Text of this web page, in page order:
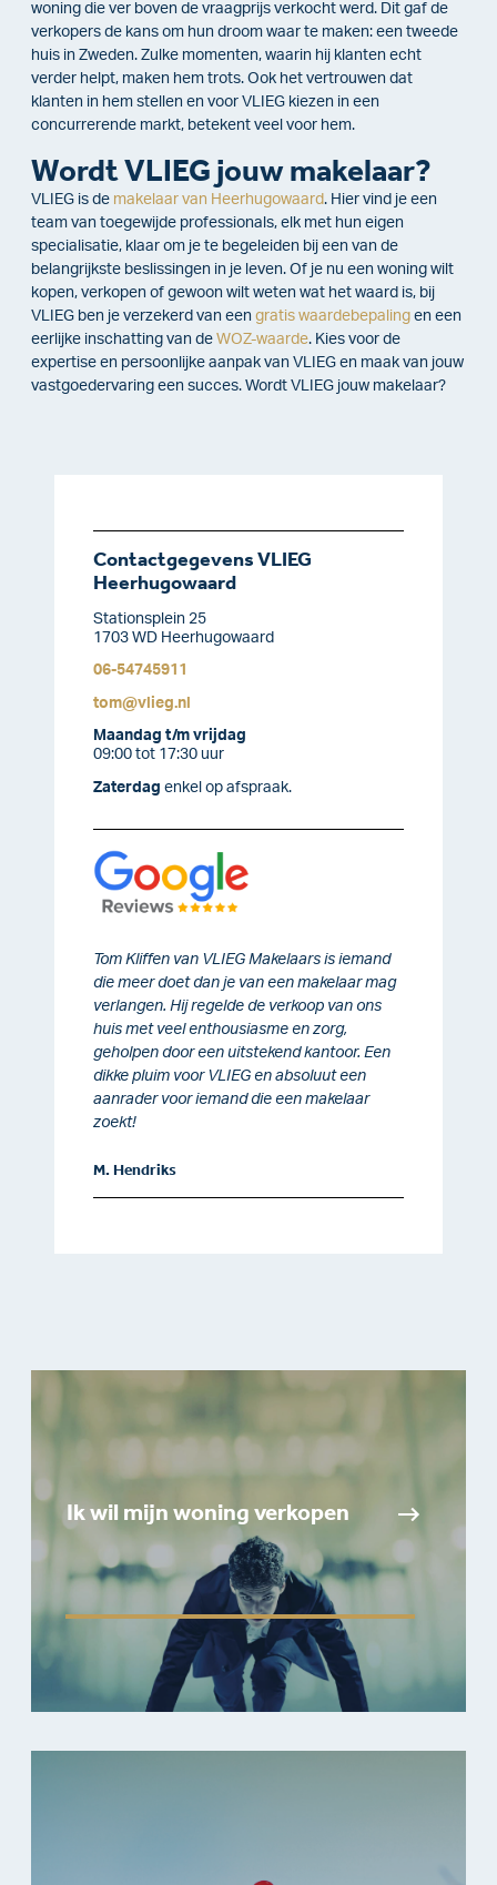
woning die ver boven de vraagprijs verkocht werd. Dit gaf de
verkopers de kans om hun droom waar te maken: een tweede
huis in Zweden. Zulke momenten, waarin hij klanten echt
verder helpt, maken hem trots. Ook het vertrouwen dat
klanten in hem stellen en voor VLIEG kiezen in een
concurrerende markt, betekent veel voor hem.
Wordt VLIEG jouw makelaar?
VLIEG is de makelaar van Heerhugowaard. Hier vind je een
team van toegewijde professionals, elk met hun eigen
specialisatie, klaar om je te begeleiden bij een van de
belangrijkste beslissingen in je leven. Of je nu een woning wilt
kopen, verkopen of gewoon wilt weten wat het waard is, bij
VLIEG ben je verzekerd van een gratis waardebepaling en een
eerlijke inschatting van de WOZ-waarde. Kies voor de
expertise en persoonlijke aanpak van VLIEG en maak van jouw
vastgoedervaring een succes. Wordt VLIEG jouw makelaar?
Contactgegevens VLIEG
Heerhugowaard
Stationsplein 25
1703 WD Heerhugowaard
06-54745911
tom@vlieg.nl
Maandag t/m vrijdag
09:00 tot 17:30 uur
Zaterdag enkel op afspraak.
Tom Kliffen van VLIEG Makelaars is iemand
die meer doet dan je van een makelaar mag
verlangen. Hij regelde de verkoop van ons
huis met veel enthousiasme en zorg,
geholpen door een uitstekend kantoor. Een
dikke pluim voor VLIEG en absoluut een
aanrader voor iemand die een makelaar
zoekt!
M. Hendriks
Ik wil mijn woning verkopen